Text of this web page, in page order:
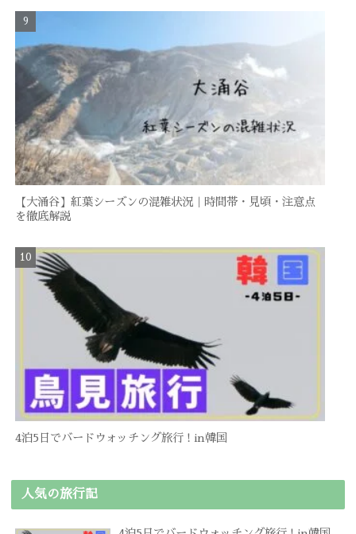
【大涌谷】紅葉シーズンの混雑状況｜時間帯・見頃・注意点
を徹底解説
4泊5日でバードウォッチング旅行 ! in韓国
人気の旅行記